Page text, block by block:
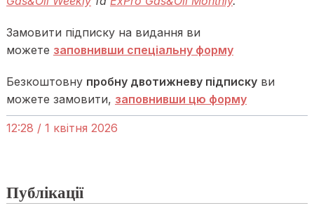
Замовити підписку на видання ви
можете заповнивши спеціальну форму
Безкоштовну пробну двотижневу підпискуви
можете замовити, заповнивши цю форму
12:28 / 1 квітня 2026
Публікації